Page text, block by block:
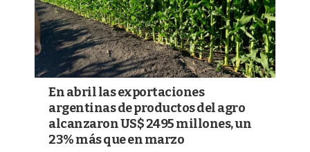
En abril las exportaciones
argentinas de productos del agro
alcanzaron US$ 2495 millones, un
23% más que en marzo